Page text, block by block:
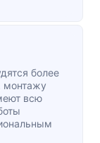
более
монтажу
всю